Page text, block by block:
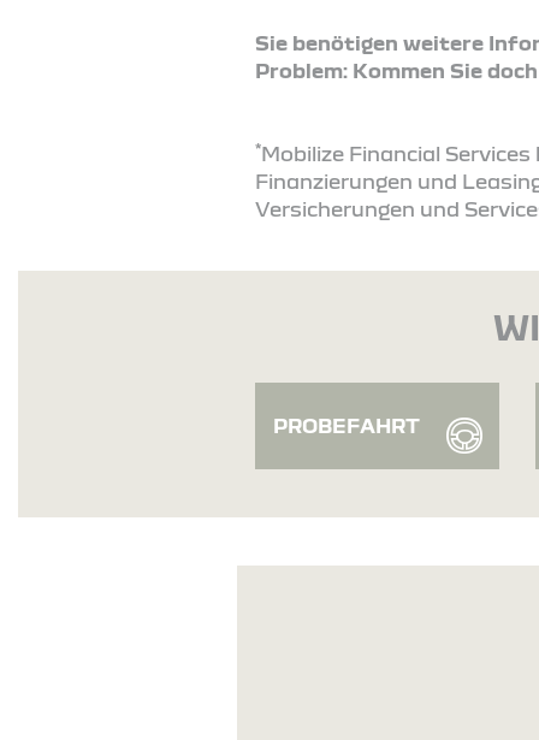
Sie benötigen weitere
Problem: Kommen Sie
*Mobilize Financial
Finanzierungen und
Versicherungen und
PROBEFAHRT